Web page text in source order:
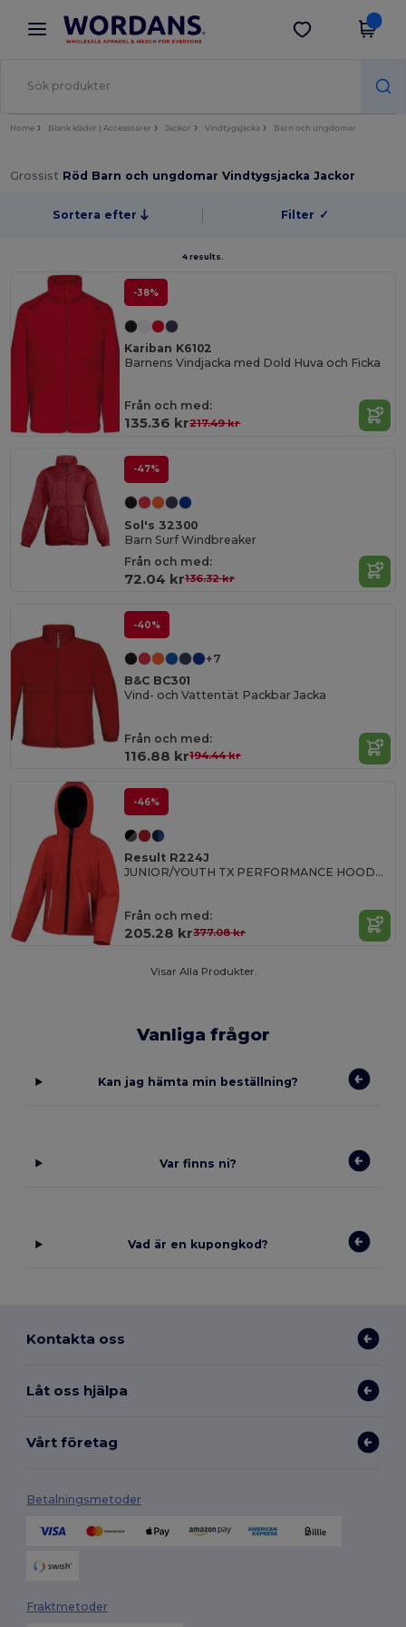
× Wordans-app
Bättre priser i appen!
Hämta app
Home Blank kläder | Accessoarer Jackor Vindtygsjacka Barn och ungdomar
Grossist Röd Barn och ungdomar Vindtygsjacka Jackor
Sortera efter Filter ✓
4 results.
-38%
Kariban K6102
Barnens Vindjacka med Dold Huva och Ficka
Från och med:
135.36 kr217.49 kr
-47%
Sol's 32300
Barn Surf Windbreaker
Från och med:
72.04 kr136.32 kr
-40%
+7
B&C BC301
Vind- och Vattentät Packbar Jacka
Från och med:
116.88 kr194.44 kr
-46%
Result R224J
JUNIOR/YOUTH TX PERFORMANCE HOODED SOFT SHELL JACKA
Från och med:
205.28 kr377.08 kr
Visar Alla Produkter.
Vanliga frågor
Kan jag hämta min beställning?
Var finns ni?
Vad är en kupongkod?
Kontakta oss
Låt oss hjälpa
Vårt företag
Betalningsmetoder
Fraktmetoder